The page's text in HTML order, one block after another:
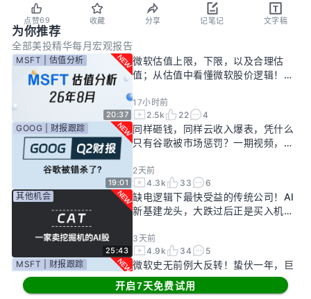
点赞69 收藏 分享 记笔记 文字稿
为你推荐
全部美投精华每月宏观报告
20:37
MSFT | 估值分析
微软估值上限，下限，以及合理估
值；从估值中看懂微软股价逻辑！
17小时前
2.5k
22 4
19:01
GOOG | 财报跟踪
同样砸钱，同样云收入爆表，凭什么
只有谷歌被市场惩罚？一期视频，告
2天前
4.3k
33 6
25:43
其他机会
缺电逻辑下最快受益的传统公司！AI
新基建龙头，大跌过后正是买入机
3天前
4.9k
34
5
MSFT | 财报跟踪
微软史无前例大反转！蛰伏一年，巨
头终于准备好起飞了？
开启7天免费试用